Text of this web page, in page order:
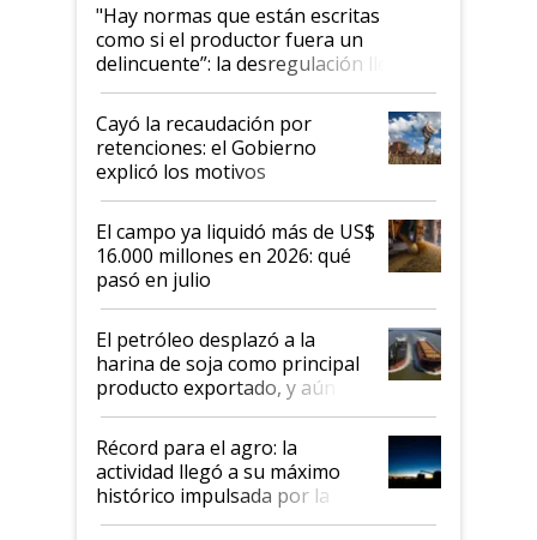
"Hay normas que están escritas
como si el productor fuera un
delincuente”: la desregulación llegó
al Congreso Aapresid y hasta se
habló del financiamiento al IPCVA
Cayó la recaudación por
retenciones: el Gobierno
explicó los motivos
El campo ya liquidó más de US$
16.000 millones en 2026: qué
pasó en julio
El petróleo desplazó a la
harina de soja como principal
producto exportado, y aún así
el agro aportó casi seis de cada
diez dólares y sostuvo el
liderazgo en un semestre
récord
Récord para el agro: la
actividad llegó a su máximo
histórico impulsada por la
cosecha y las exportaciones